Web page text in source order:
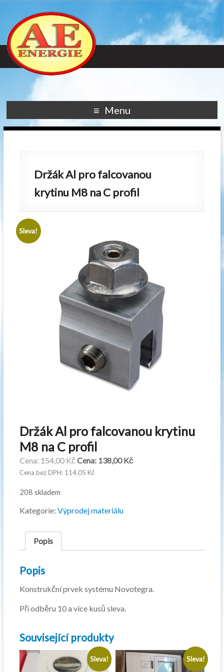
Menu
Držák Al pro falcovanou
krytinu M8 na C profil
Sleva!
Držák Al pro falcovanou krytinu
M8 na C profil
154,00 KčPůvodní
cena
138,00KčAktuální
114,05 Kč
208 skladem
Kategorie: Výprodej materiálu
Popis
Popis
Konstrukční prvek systému Novotegra.
Při odběru 10 a více kusů sleva.
Související produkty
Sleva! Sleva!